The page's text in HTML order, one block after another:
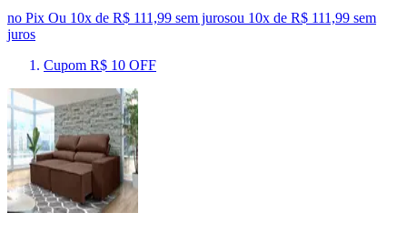
no Pix Ou 10x de R$ 111,99 sem jurosou 10x de R$ 111,99 sem
juros
Cupom R$ 10 OFF